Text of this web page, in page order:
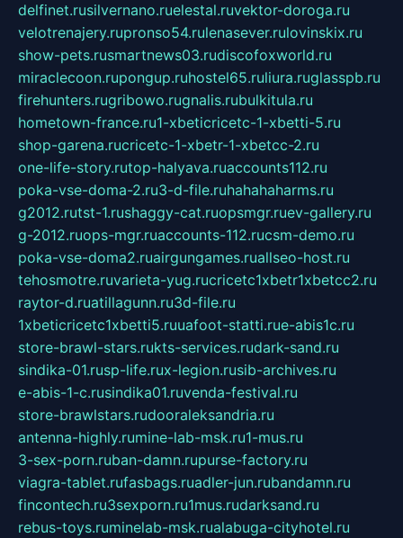
delfinet.rusilvernano.ruelestal.ruvektor-doroga.ru
velotrenajery.rupronso54.rulenasever.rulovinskix.ru
show-pets.rusmartnews03.rudiscofoxworld.ru
miraclecoon.rupongup.ruhostel65.ruliura.ruglasspb.ru
firehunters.rugribowo.rugnalis.rubulkitula.ru
hometown-france.ru1-xbeticricetc-1-xbetti-5.ru
shop-garena.rucricetc-1-xbetr-1-xbetcc-2.ru
one-life-story.rutop-halyava.ruaccounts112.ru
poka-vse-doma-2.ru3-d-file.ruhahahaharms.ru
g2012.rutst-1.rushaggy-cat.ruopsmgr.ruev-gallery.ru
g-2012.ruops-mgr.ruaccounts-112.rucsm-demo.ru
poka-vse-doma2.ruairgungames.ruallseo-host.ru
tehosmotre.ruvarieta-yug.rucricetc1xbetr1xbetcc2.ru
raytor-d.ruatillagunn.ru3d-file.ru
1xbeticricetc1xbetti5.ruuafoot-statti.rue-abis1c.ru
store-brawl-stars.rukts-services.rudark-sand.ru
sindika-01.rusp-life.rux-legion.rusib-archives.ru
e-abis-1-c.rusindika01.ruvenda-festival.ru
store-brawlstars.rudooraleksandria.ru
antenna-highly.rumine-lab-msk.ru1-mus.ru
3-sex-porn.ruban-damn.rupurse-factory.ru
viagra-tablet.rufasbags.ruadler-jun.rubandamn.ru
fincontech.ru3sexporn.ru1mus.rudarksand.ru
rebus-toys.ruminelab-msk.rualabuga-cityhotel.ru